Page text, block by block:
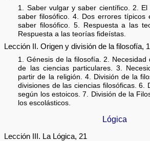
1. Saber vulgar y saber científico. 2.
saber filosófico. 4. Dos errores típicos
saber filosófico. 5. Respuesta a las
Respuesta a las teorías fideístas.
Lección II. Origen y división de la filosofía,
1. Génesis de la filosofía. 2.
de las ciencias particulares. 3.
partir de la religión. 4. División de la
divisiones de las ciencias filosóficas. 6.
según los estoicos. 7. División de la
los escolásticos.
Lógica
Lección III. La Lógica, 21